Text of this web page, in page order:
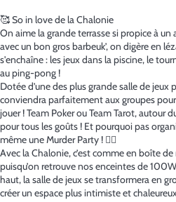
🥰 So in love de la Chalonie
On aime la grande terrasse si propice à
avec un bon gros barbeuk’, on digère en
s'enchaîne : les jeux dans la piscine, le
au ping-pong !
Dotée d’une des plus grande salle de
conviendra parfaitement aux groupes
jouer ! Team Poker ou Team Tarot, autour
pour tous les goûts ! Et pourquoi pas
même une Murder Party ! 🕵️‍♀️
Avec la Chalonie, c’est comme en boîte de
puisqu’on retrouve nos enceintes de
haut, la salle de jeux se transformera en
créer un espace plus intimiste et